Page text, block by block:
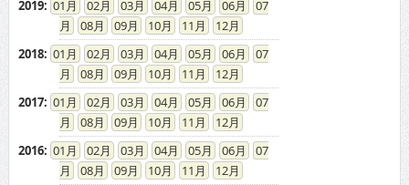
2019: 01 02 03 04 05 06
07
08
09 10 11
12
2018: 01 02 03 04 05 06
07
08
09 10 11
12
2017: 01 02 03 04 05 06
07
08
09 10 11
12
2016: 01 02 03 04 05 06
07
08
09 10 11
12